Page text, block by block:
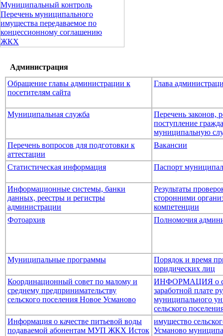
Муниципальный контроль
Перечень муниципального
имущества передаваемое по
концессионному соглашению
ЖКХ
Администрация
Обращение главы администрации к
посетителям сайта
Глава
Муниципальная служба
Перечень законов,
поступление
муниципальную
Перечень вопросов для подготовки к
аттестации
Вакансии
Статистическая информация Паспорт
Информационные системы, банки
данных, реестры и регистры
администрации
Результаты
сторонними
компетенции
Фотоархив
Полномочия
Муниципальные программы
Порядок и время
юридических лиц
Координационный совет по малому и
среднему предпринимательству
сельского поселения Новое Усманово
ИНФОРМАЦИЯ о
заработной плате
муниципального
сельского
Информация о качестве питьевой воды
подаваемой абонентам МУП ЖКХ Исток
имущество
Усманово